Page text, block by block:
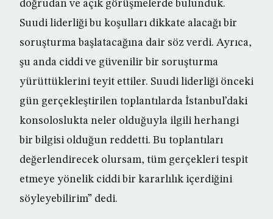
doğrudan ve açık görüşmelerde bulunduk.
Suudi liderliği bu koşulları dikkate alacağı bir
soruşturma başlatacağına dair söz verdi. Ayrıca,
şu anda ciddi ve güvenilir bir soruşturma
yürüttüklerini teyit ettiler. Suudi liderliği önceki
gün gerçekleştirilen toplantılarda İstanbul’daki
konsoloslukta neler olduğuyla ilgili herhangi
bir bilgisi olduğun reddetti. Bu toplantıları
değerlendirecek olursam, tüm gerçekleri tespit
etmeye yönelik ciddi bir kararlılık içerdiğini
söyleyebilirim” dedi.